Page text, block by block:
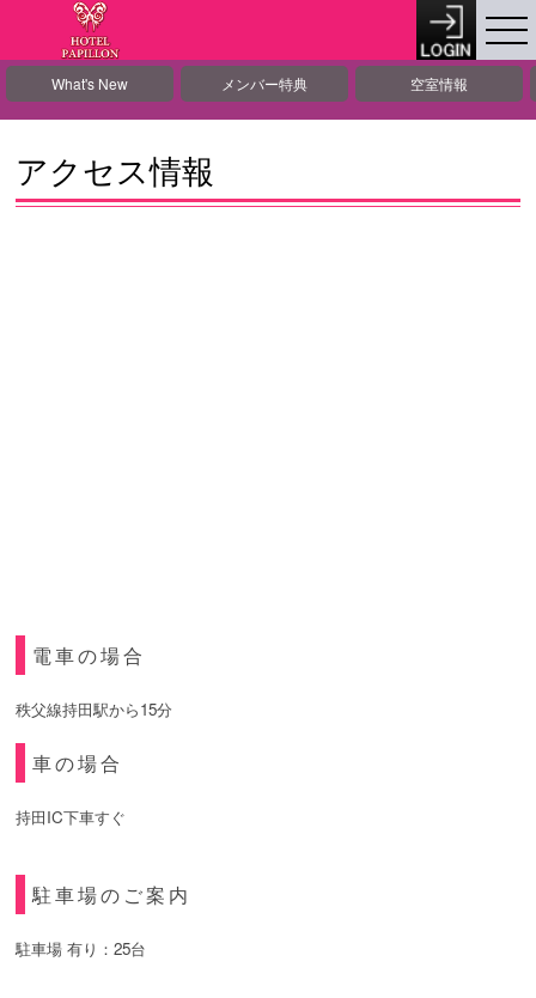
What's New メンバー特典 空室情報
アクセス情報
電車の場合
秩父線持田駅から15分
車の場合
持田IC下車すぐ
駐車場のご案内
駐車場 有り：25台